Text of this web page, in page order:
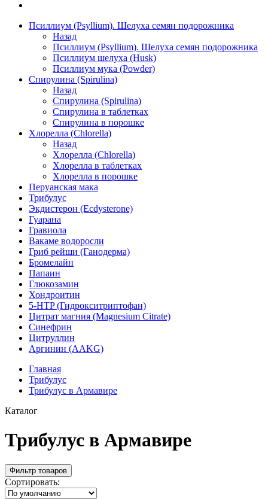
Псиллиум (Psyllium). Шелуха семян подорожника
Назад
Псиллиум (Psyllium). Шелуха семян подорожника
Псиллиум шелуха (Husk)
Псиллиум мука (Powder)
Спирулина (Spirulina)
Назад
Спирулина (Spirulina)
Спирулина в таблетках
Спирулина в порошке
Хлорелла (Chlorella)
Назад
Хлорелла (Chlorella)
Хлорелла в таблетках
Хлорелла в порошке
Перуанская мака
Трибулус
Экдистерон (Ecdysterone)
Гуарана
Гравиола
Вакаме водоросли
Гриб рейши (Ганодерма)
Бромелайн
Папаин
Глюкозамин
Хондроитин
5-HTP (Гидрокситриптофан)
Цитрат магния (Magnesium Citrate)
Синефрин
Цитруллин
Аргинин (AAKG)
Главная
Трибулус
Трибулус в Армавире
Каталог
Трибулус в Армавире
Фильтр товаров
Сортировать: